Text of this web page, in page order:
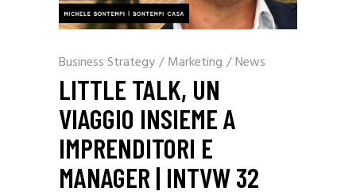
Business Strategy/ Marketing /News
LITTLE TALK, UN
VIAGGIO INSIEME A
IMPRENDITORI E
MANAGER | INTVW 32